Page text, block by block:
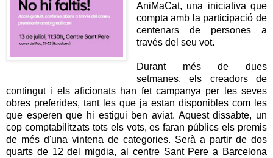
AniMaCat, una iniciativa que
compta amb la participació de
centenars de persones a
través del seu vot.
Durant més de dues
setmanes, els creadors de
contingut i els aficionats han fet campanya per les seves
obres preferides, tant les que ja estan disponibles com les
que esperen que hi estigui ben aviat. Aquest dissabte, un
cop comptabilitzats tots els vots, es faran públics els premis
de més d'una vintena de categories. Serà a partir de dos
quarts de 12 del migdia, al centre Sant Pere a Barcelona